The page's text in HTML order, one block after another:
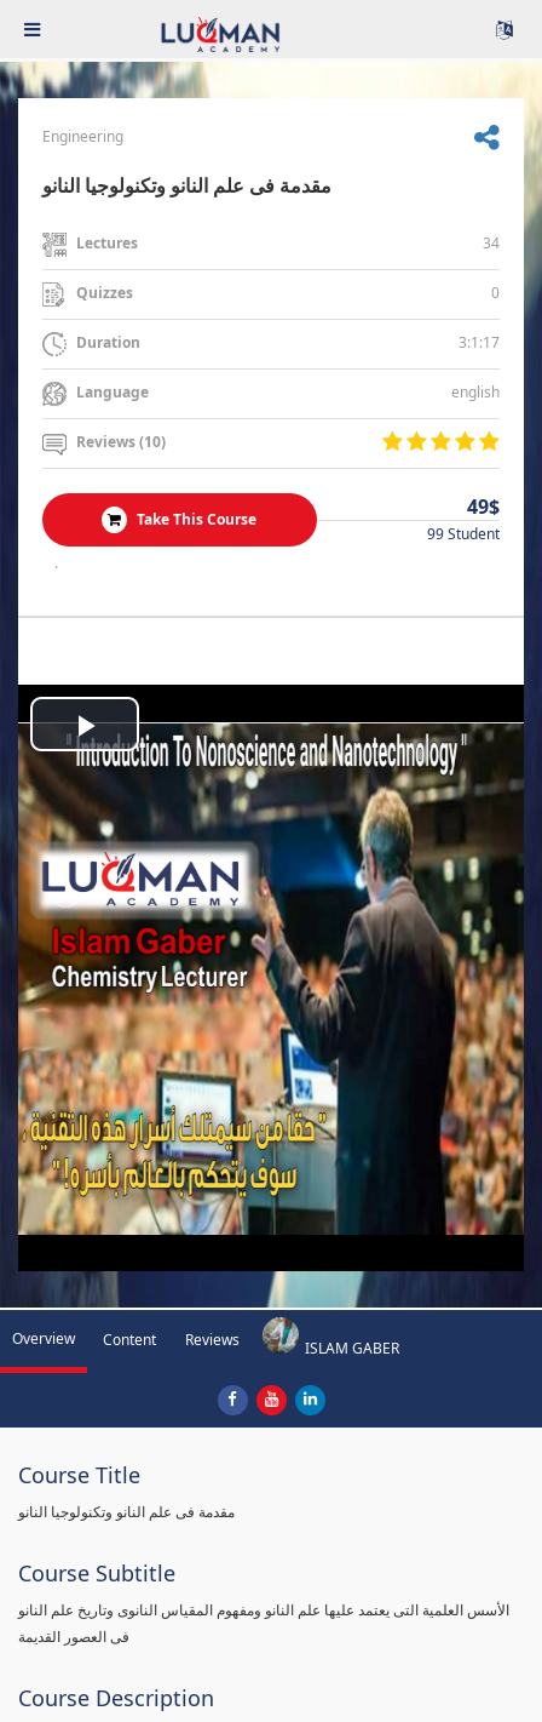
Engineering
مقدمة فى علم النانو وتكنولوجيا النانو
Lectures 34
Quizzes 0
Duration 3:1:17
Language english
Reviews (10)
Take This Course 49$
99 Student
.
Play
Video
Overview Content Reviews ISLAM GABER
Course Title
مقدمة فى علم النانو وتكنولوجيا النانو
Course Subtitle
الأسس العلمية التى يعتمد عليها علم النانو ومفهوم المقياس النانوى وتاريخ علم النانو
فى العصور القديمة
Course Description